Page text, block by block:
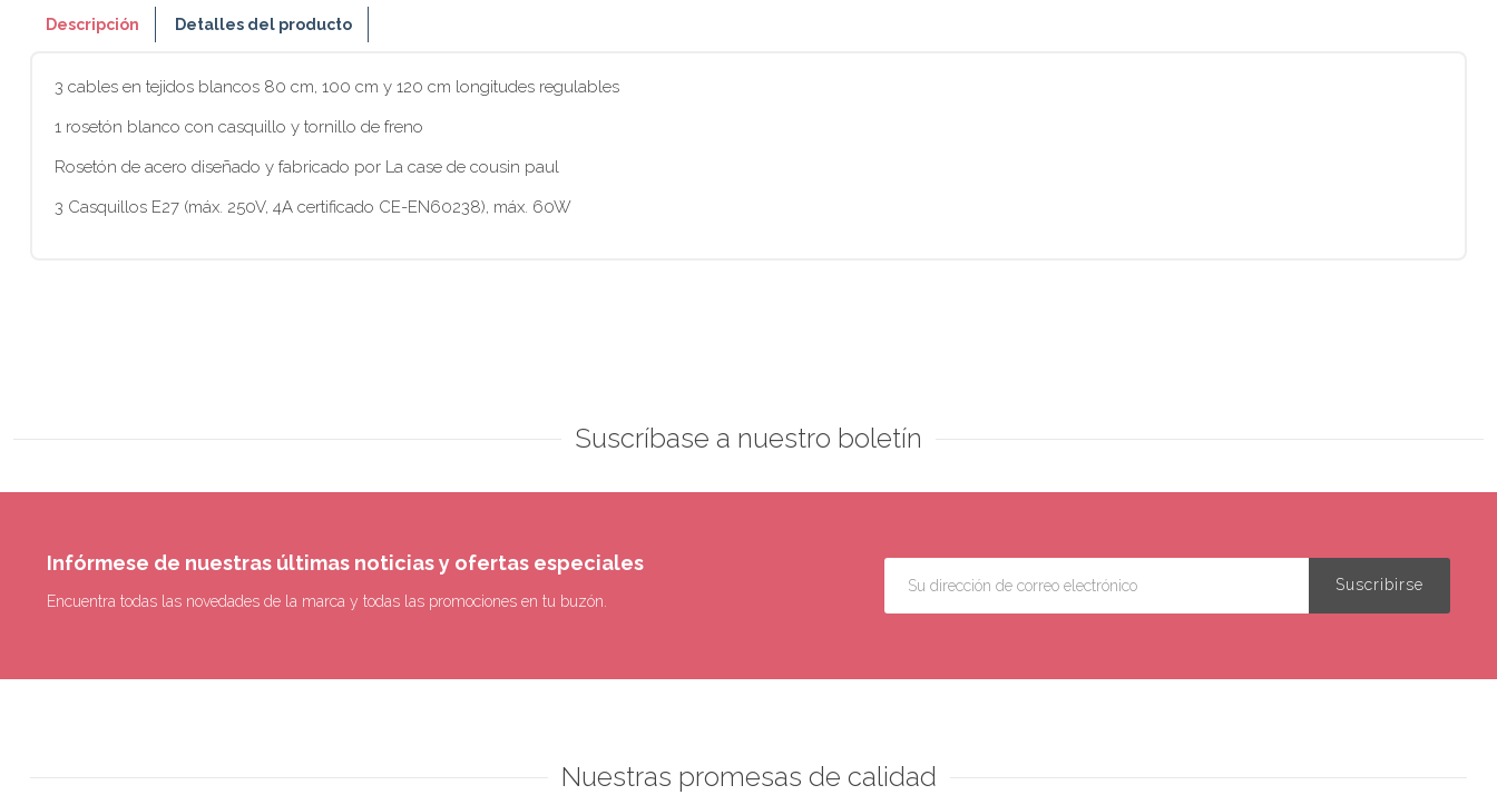
Descripción Detalles del producto
3 cables en tejidos blancos 80 cm, 100 cm y 120 cm longitudes regulables
1 rosetón blanco con casquillo y tornillo de freno
Rosetón de acero diseñado y fabricado por La case de cousin paul
3 Casquillos E27 (máx. 250V, 4A certificado CE-EN60238), máx. 60W
Suscríbase a nuestro boletín
Infórmese de nuestras últimas noticias y ofertas especiales
Encuentra todas las novedades de la marca y todas las promociones en tu buzón.
Nuestras promesas de calidad